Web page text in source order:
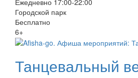
Городской парк
Бесплатно
6+
Танцевальный